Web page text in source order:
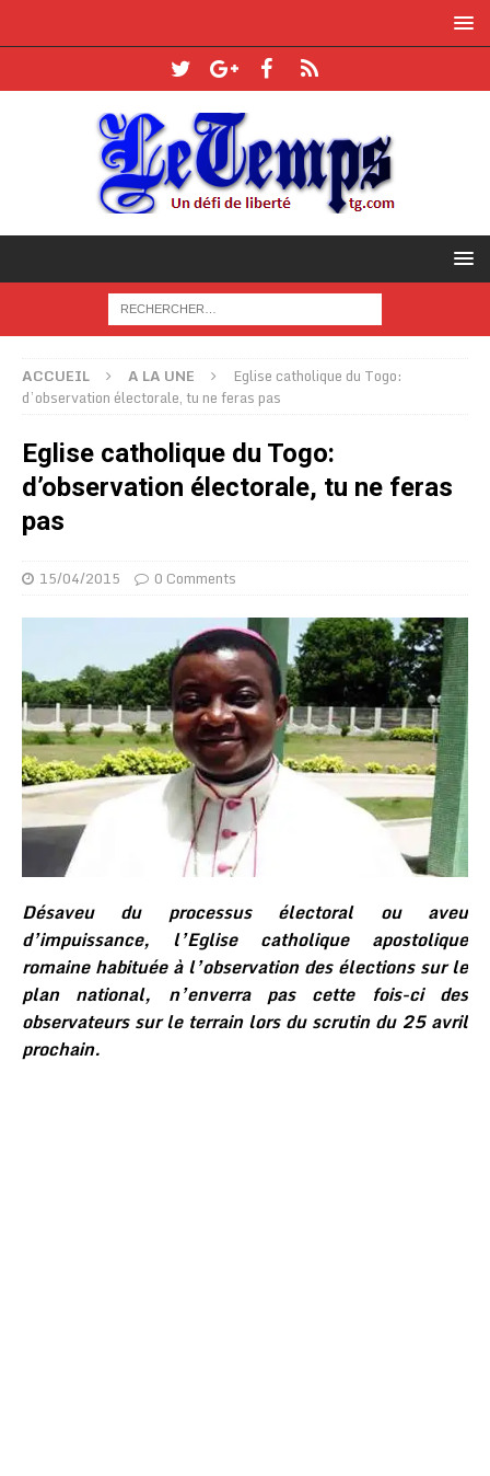
ACCUEIL A LA UNE
Eglise catholique du Togo:
d’observation électorale, tu ne feras pas
Eglise catholique du Togo:
d’observation électorale, tu ne feras
pas
15/04/2015 0 Comments
Désaveu du processus électoral ou aveu
d’impuissance, l’Eglise catholique apostolique
romaine habituée à l’observation des élections sur le
plan national, n’enverra pas cette fois-ci des
observateurs sur le terrain lors du scrutin du 25 avril
prochain.